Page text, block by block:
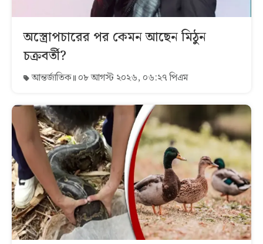
অস্ত্রোপচারের পর কেমন আছেন মিঠুন
চক্রবর্তী?
আন্তর্জাতিক ০৮ আগস্ট ২০২৬, ০৬:২৭ পিএম